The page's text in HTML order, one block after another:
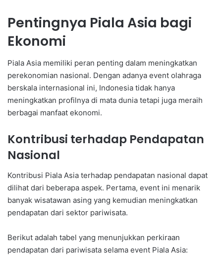
Pentingnya Piala Asia bagi
Ekonomi
Piala Asia memiliki peran penting dalam meningkatkan
perekonomian nasional. Dengan adanya event olahraga
berskala internasional ini, Indonesia tidak hanya
meningkatkan profilnya di mata dunia tetapi juga meraih
berbagai manfaat ekonomi.
Kontribusi terhadap Pendapatan
Nasional
Kontribusi Piala Asia terhadap pendapatan nasional dapat
dilihat dari beberapa aspek. Pertama, event ini menarik
banyak wisatawan asing yang kemudian meningkatkan
pendapatan dari sektor pariwisata.
Berikut adalah tabel yang menunjukkan perkiraan
pendapatan dari pariwisata selama event Piala Asia: